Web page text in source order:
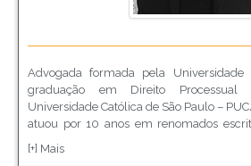
Advogada formada pela Universidade
graduação em Direito Processual
Universidade Católica de São Paulo –
atuou por 10 anos em renomados
São Paulo. Atualmente é responsável
[+] Mais